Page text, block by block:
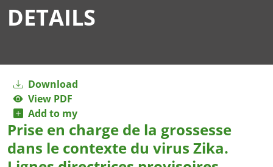
DETAILS
Download
View PDF
Add to my
Prise en charge de la grossesse
dans le contexte du virus Zika.